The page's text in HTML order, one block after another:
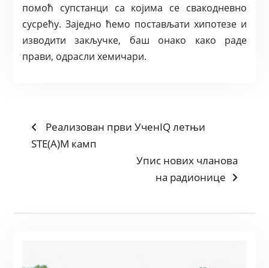
помоћ супстанци са којима се свакодневно
сусрећу. Заједно ћемо постављати хипотезе и
изводити закључке, баш онако како раде
прави, одрасли хемичари.
POST
NAVIGATION
Previous
post:
Реализован први УченIQ летњи
STE(A)M камп
Next
post:
Упис нових чланова
на радионице